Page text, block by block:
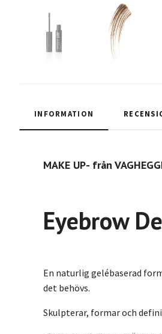
INFORMATION
MAKE UP- från
Eyebrow
En naturlig gelébaserad
det behövs.
Skulpterar, formar och